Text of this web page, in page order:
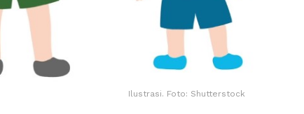
Ilustrasi. Foto: Shutterstock